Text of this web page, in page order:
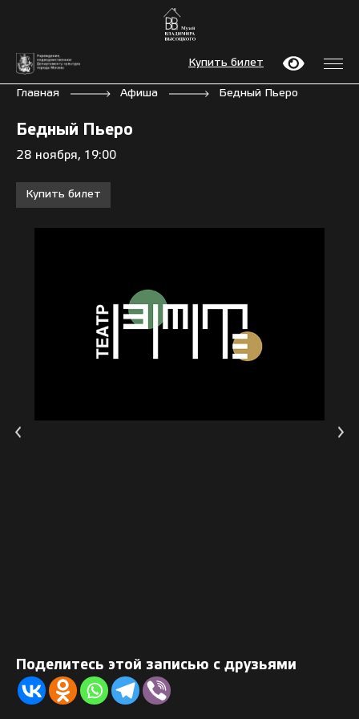
Купить билет
Главная Афиша Бедный Пьеро
Бедный Пьеро
28 ноября, 19:00
Купить билет
Поделитесь этой записью с друзьями